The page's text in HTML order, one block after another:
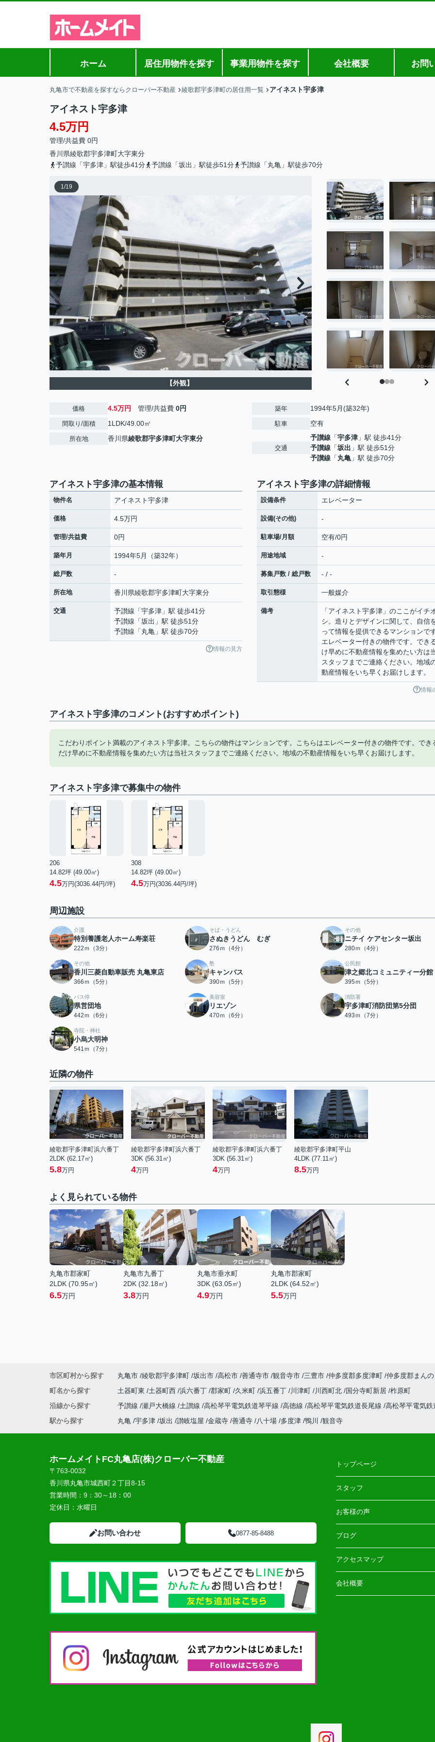
ホーム 居住用物件を探す 事業用物件を探す 会社概要 お問
丸亀市で不動産を探すならクローバー不動産 綾歌郡宇多津町の居住用一覧 アイネスト宇多津
アイネスト宇多津
4.5万円
管理/共益費 0円
香川県綾歌郡宇多津町大字東分
予讃線「宇多津」駅徒歩41分
予讃線「坂出」駅徒歩51分 予讃線「丸亀」駅徒歩70分
1/19
【外観】
価格 4.5万円 管理/共益費 0円
間取り/面積 1LDK/49.00㎡
所在地 香川県綾歌郡宇多津町大字東分
築年 1994年5月(築32年)
駐車 空有
交通
予讃線 「宇多津 」駅 徒歩41分
予讃線 「坂出 」駅 徒歩51分
予讃線 「丸亀 」駅 徒歩70分
アイネスト宇多津の基本情報
物件名 アイネスト宇多津
価格 4.5万円
管理/共益費 0円
築年月 1994年5月（築32年）
総戸数 -
所在地 香川県綾歌郡宇多津町大字東分
交通 予讃線 「宇多津 」駅 徒歩41分
予讃線 「坂出 」駅 徒歩51分
予讃線 「丸亀 」駅 徒歩70分
情報の見方
アイネスト宇多津の詳細情報
設備条件 エレベーター
設備(その他) -
駐車場/月額 空有/0円
用途地域 -
募集戸数 / 総戸数 - / -
取引態様 一般媒介
備考
「アイネスト宇多津」のここがイチ
シ。造りとデザインに関して、自信
って情報を提供できるマンションです
エレベーター付きの物件です。でき
け早めに不動産情報を集めたい方は
スタッフまでご連絡ください。地域
動産情報をいち早くお届けします。
情報
アイネスト宇多津のコメント(おすすめポイント)
こだわりポイント満載のアイネスト宇多津。こちらの物件はマンションです。こちらはエレベーター付きの物件です。でき
だけ早めに不動産情報を集めたい方は当社スタッフまでご連絡ください。地域の不動産情報をいち早くお届けします。
アイネスト宇多津で募集中の物件
206
14.82坪 (49.00㎡)
4.5万円(3036.44円/坪)
308
14.82坪 (49.00㎡)
4.5万円(3036.44円/坪)
周辺施設
介護
特別養護老人ホーム寿楽荘
222ｍ（3分）
そば・うどん
さぬきうどん むぎ
276ｍ（4分）
その他
ニチイ ケアセンター坂出
280ｍ（4分）
その他
香川三菱自動車販売 丸亀東店
366ｍ（5分）
塾
キャンバス
390ｍ（5分）
公民館
津之郷北コミュニティー分館
395ｍ（5分）
バス停
県営団地
442ｍ（6分）
美容室
リエゾン
470ｍ（6分）
消防署
宇多津町消防団第5分団
493ｍ（7分）
寺院・神社
小烏大明神
541ｍ（7分）
近隣の物件
綾歌郡宇多津町浜六番丁
2LDK (62.17㎡)
5.8万円
綾歌郡宇多津町浜六番丁
3DK (56.31㎡)
4万円
綾歌郡宇多津町浜六番丁
3DK (56.31㎡)
4万円
綾歌郡宇多津町平山
4LDK (77.11㎡)
8.5万円
よく見られている物件
丸亀市郡家町
2LDK (70.95㎡)
6.5万円
丸亀市九番丁
2DK (32.18㎡)
3.8万円
丸亀市垂水町
3DK (63.05㎡)
4.9万円
丸亀市郡家町
2LDK (64.52㎡)
5.5万円
市区町村から探す 丸亀市 綾歌郡宇多津町 坂出市 高松市 善通寺市 観音寺市 三豊市 仲多度郡多度津町 仲多度郡まん
町名から探す
土器町東 土器町西 浜六番丁 郡家町 久米町 浜五番丁 川津町 川西町北 国分寺町新居 柞原町
沿線から探す
予讃線 瀬戸大橋線 土讃線 高松琴平電気鉄道琴平線 高徳線 高松琴平電気鉄道長尾線 高松琴平電気鉄
駅から探す
丸亀 宇多津 坂出 讃岐塩屋 金蔵寺 善通寺 八十場 多度津 鴨川 観音寺
ホームメイトFC丸亀店(株)クローバー不動産
〒763-0032
香川県丸亀市城西町２丁目8-15
営業時間： 9：30～18：00
定休日： 水曜日
お問い合わせ 0877-85-8488
トップページ
スタッフ
お客様の声
ブログ
アクセスマップ
会社概要